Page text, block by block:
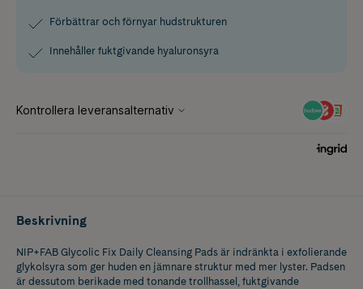
Förbättrar och förnyar hudstrukturen
Innehåller fuktgivande hyaluronsyra
Beskrivning
NIP+FAB Glycolic Fix Daily Cleansing Pads är indränkta i exfolierande
glykolsyra som ger huden en jämnare struktur med mer lyster. Padsen
är dessutom berikade med tonande trollhassel, fuktgivande